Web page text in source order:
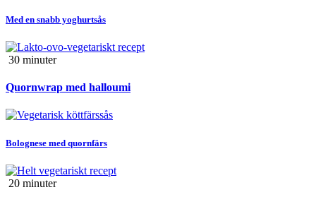
Med en snabb yoghurtsås
30 minuter
Quornwrap med halloumi
Bolognese med quornfärs
20 minuter